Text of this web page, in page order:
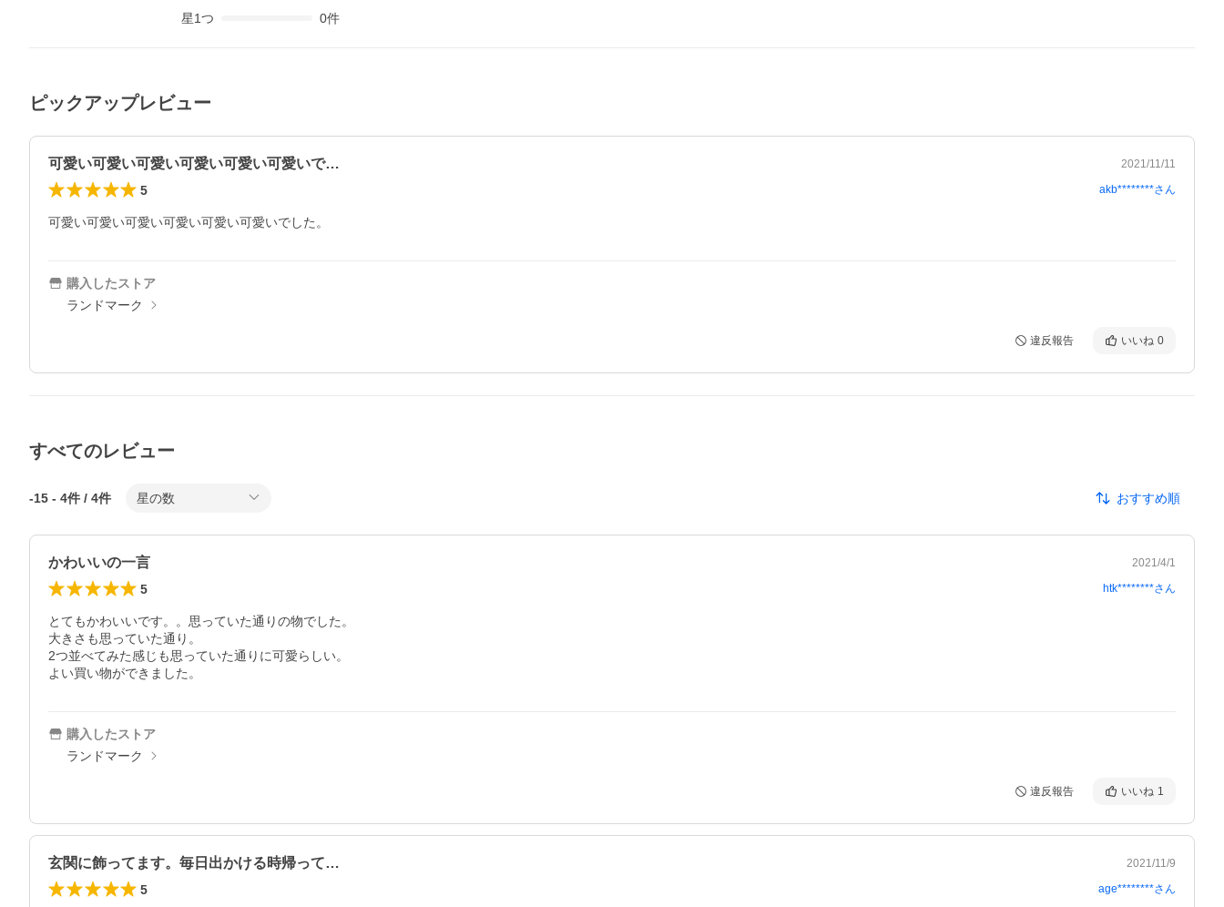
星1つ 0件
ピックアップレビュー
可愛い可愛い可愛い可愛い可愛い可愛いで… 2021/11/11
5 akb********さん
可愛い可愛い可愛い可愛い可愛い可愛いでした。
購入したストア
ランドマーク
違反報告 いいね 0
すべてのレビュー
-15 - 4件 / 4件 星の数 おすすめ順
かわいいの一言 2021/4/1
5 htk********さん
とてもかわいいです。。思っていた通りの物でした。
大きさも思っていた通り。
2つ並べてみた感じも思っていた通りに可愛らしい。
よい買い物ができました。
購入したストア
ランドマーク
違反報告 いいね 1
玄関に飾ってます。毎日出かける時帰って… 2021/11/9
5 age********さん